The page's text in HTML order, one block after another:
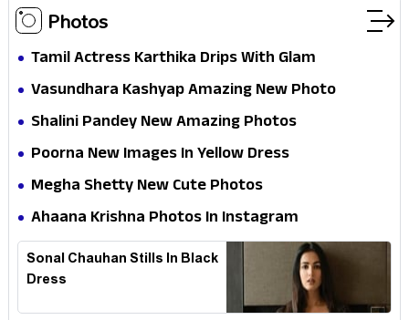
Photos
Tamil Actress Karthika Drips With Glam
Vasundhara Kashyap Amazing New Photo
Shalini Pandey New Amazing Photos
Poorna New Images In Yellow Dress
Megha Shetty New Cute Photos
Ahaana Krishna Photos In Instagram
Sonal Chauhan Stills In Black
Dress